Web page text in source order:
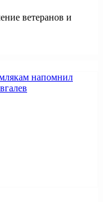
ветеранов и